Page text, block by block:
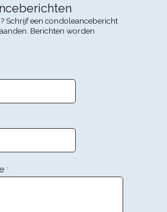
Schrijf een condoleancebericht
Berichten worden
*